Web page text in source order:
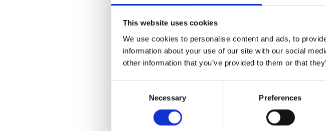
This website uses cookies
We use cookies to personalise content and ads, to
information about your use of our site with our social
other information that you’ve provided to them or that
Necessary Preferences
Ihre